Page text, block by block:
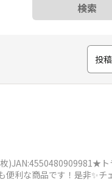
検索
投
)JAN:4550480909981★
利な商品です！是非✨チ